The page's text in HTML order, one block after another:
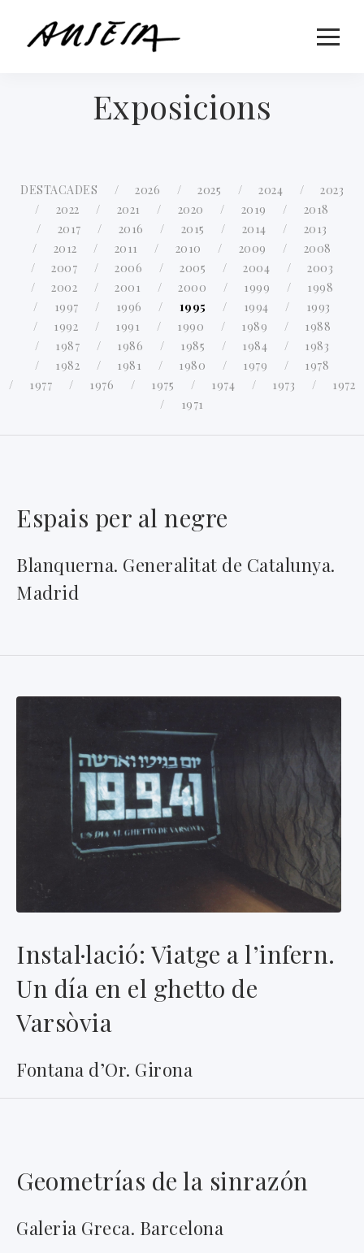
Exposicions
DESTACADES 2026 2025 2024
2023
2022
2021 2020 2019
2018
2017
2016 2015 2014
2013
2012
2011 2010 2009
2008
2007
2006 2005 2004
2003
2002
2001 2000 1999
1998
1997
1996 1995 1994
1993
1992
1991 1990 1989
1988
1987
1986 1985 1984
1983
1982
1981 1980 1979
1978
1977
1976 1975 1974 1973
1972
1971
Espais per al negre
Blanquerna. Generalitat de Catalunya.
Madrid
Instal·lació: Viatge a l’infern.
Un día en el ghetto de
Varsòvia
Fontana d’Or. Girona
Geometrías de la sinrazón
Galeria Greca. Barcelona